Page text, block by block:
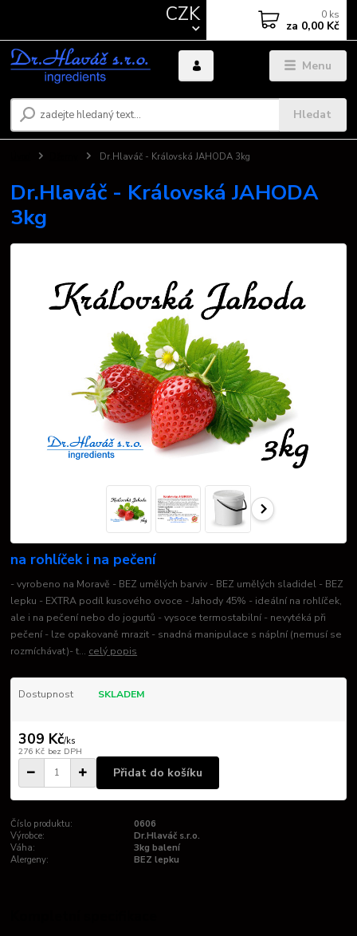
Menu
CZK
Hledat
0 ks
za 0,00 Kč
Dr.Hlaváč - Královská JAHODA 3kg
Dr.Hlaváč - Královská JAHODA
3kg
na rohlíček i na pečení
- vyrobeno na Moravě - BEZ umělých barviv - BEZ umělých sladidel - BEZ
lepku - EXTRA podíl kusového ovoce - Jahody 45% - ideální na rohlíček,
ale i na pečení nebo do jogurtů - vysoce termostabilní - nevytéká při
pečení - lze opakovaně mrazit - snadná manipulace s náplní (nemusí se
rozmíchávat)- t... celý popis
Dostupnost SKLADEM
309 Kč/ks
276 Kč bez DPH
Přidat do košíku
Číslo produktu:
0606
Výrobce:
Dr.Hlaváč s.r.o.
Váha:
3kg balení
Alergeny:
BEZ lepku